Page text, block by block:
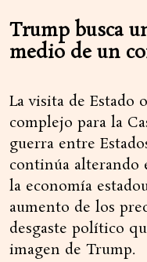
Trump busca
medio de un
La visita de Estado
complejo para la
guerra entre
continúa alterando
la economía
aumento de los
desgaste político
imagen de Trump.